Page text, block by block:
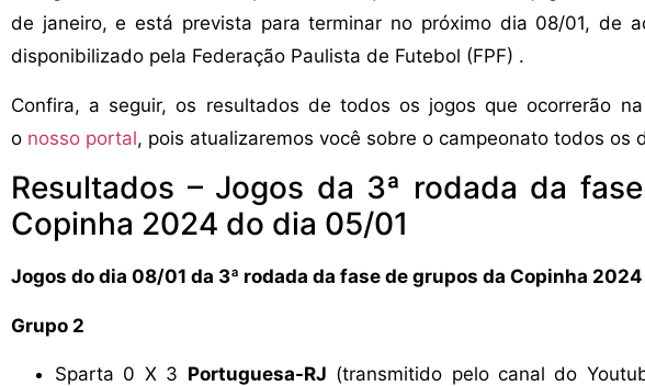
de janeiro, e está prevista para terminar no próximo dia 08/01, de
disponibilizado pela Federação Paulista de Futebol (FPF) .
Confira, a seguir, os resultados de todos os jogos que ocorrerão
o nosso portal, pois atualizaremos você sobre o campeonato todos os
Resultados – Jogos da 3ª rodada da
Copinha 2024 do dia 05/01
Jogos do dia 08/01 da 3ª rodada da fase de grupos da Copinha 2024
Grupo 2
Sparta 0 X 3 Portuguesa-RJ (transmitido pelo canal do